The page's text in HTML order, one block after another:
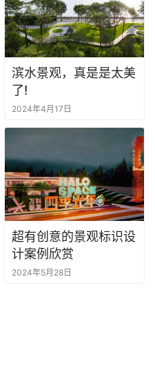
滨水景观，真是是太美
了!
2024年4月17日
超有创意的景观标识设
计案例欣赏
2024年5月28日